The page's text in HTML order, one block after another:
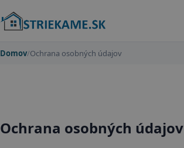
Domov/Ochrana osobných údajov
Ochrana osobných údajov